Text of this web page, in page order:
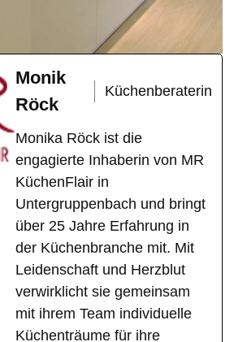
Monik
Röck
Küchenberaterin
Monika Röck ist die
engagierte Inhaberin von MR
KüchenFlair in
Untergruppenbach und bringt
über 25 Jahre Erfahrung in
der Küchenbranche mit. Mit
Leidenschaft und Herzblut
verwirklicht sie gemeinsam
mit ihrem Team individuelle
Küchenträume für ihre